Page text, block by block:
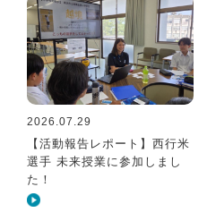
2026.07.29
【活動報告レポート】西行米
選手 未来授業に参加しまし
た！